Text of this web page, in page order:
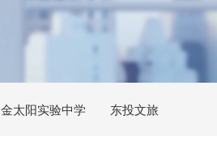
金太阳实验中学 东投文旅